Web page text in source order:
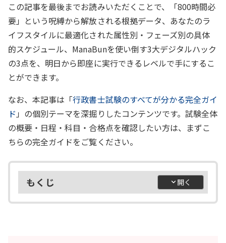
この記事を最後までお読みいただくことで、「800時間必
要」という呪縛から解放される根拠データ、あなたのラ
イフスタイルに最適化された属性別・フェーズ別の具体
的スケジュール、ManaBunを使い倒す3大デジタルハック
の3点を、明日から即座に実行できるレベルで手にするこ
とができます。
なお、本記事は「行政書士試験のすべてが分かる完全ガイ
ド 」の個別テーマを深掘りしたコンテンツです。試験全体
の概要・日程・科目・合格点を確認したい方は、まずこ
ちらの完全ガイドをご覧ください。
もくじ